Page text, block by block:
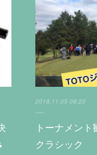
2018.11.05 08:20
トーナメン
クラシック